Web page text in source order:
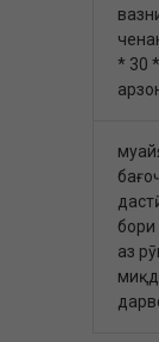
* 30
бори
аз